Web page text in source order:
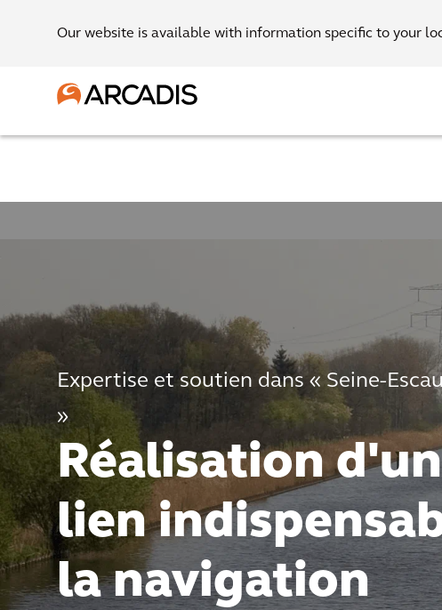
Our website is available with information specific to your
Expertise et soutien dans « Seine-
»
Réalisation d'un
lien
la navigation